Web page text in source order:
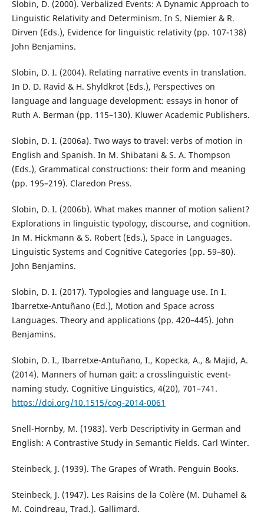
Slobin, D. (2000). Verbalized Events: A Dynamic Approach to
Linguistic Relativity and Determinism. In S. Niemier & R.
Dirven (Eds.), Evidence for linguistic relativity (pp. 107-138)
John Benjamins.
Slobin, D. I. (2004). Relating narrative events in translation.
In D. D. Ravid & H. Shyldkrot (Eds.), Perspectives on
language and language development: essays in honor of
Ruth A. Berman (pp. 115–130). Kluwer Academic Publishers.
Slobin, D. I. (2006a). Two ways to travel: verbs of motion in
English and Spanish. In M. Shibatani & S. A. Thompson
(Eds.), Grammatical constructions: their form and meaning
(pp. 195–219). Claredon Press.
Slobin, D. I. (2006b). What makes manner of motion salient?
Explorations in linguistic typology, discourse, and cognition.
In M. Hickmann & S. Robert (Eds.), Space in Languages.
Linguistic Systems and Cognitive Categories (pp. 59–80).
John Benjamins.
Slobin, D. I. (2017). Typologies and language use. In I.
Ibarretxe-Antuñano (Ed.), Motion and Space across
Languages. Theory and applications (pp. 420–445). John
Benjamins.
Slobin, D. I., Ibarretxe-Antuñano, I., Kopecka, A., & Majid, A.
(2014). Manners of human gait: a crosslinguistic event-
naming study. Cognitive Linguistics, 4(20), 701–741.
https://doi.org/10.1515/cog-2014-0061
Snell-Hornby, M. (1983). Verb Descriptivity in German and
English: A Contrastive Study in Semantic Fields. Carl Winter.
Steinbeck, J. (1939). The Grapes of Wrath. Penguin Books.
Steinbeck, J. (1947). Les Raisins de la Colère (M. Duhamel &
M. Coindreau, Trad.). Gallimard.